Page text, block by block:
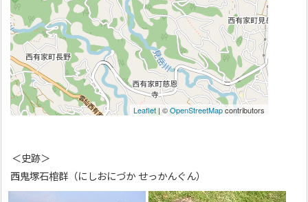
＜史跡＞
西鬼塚石棺群（にしおにづか せっかんぐん）